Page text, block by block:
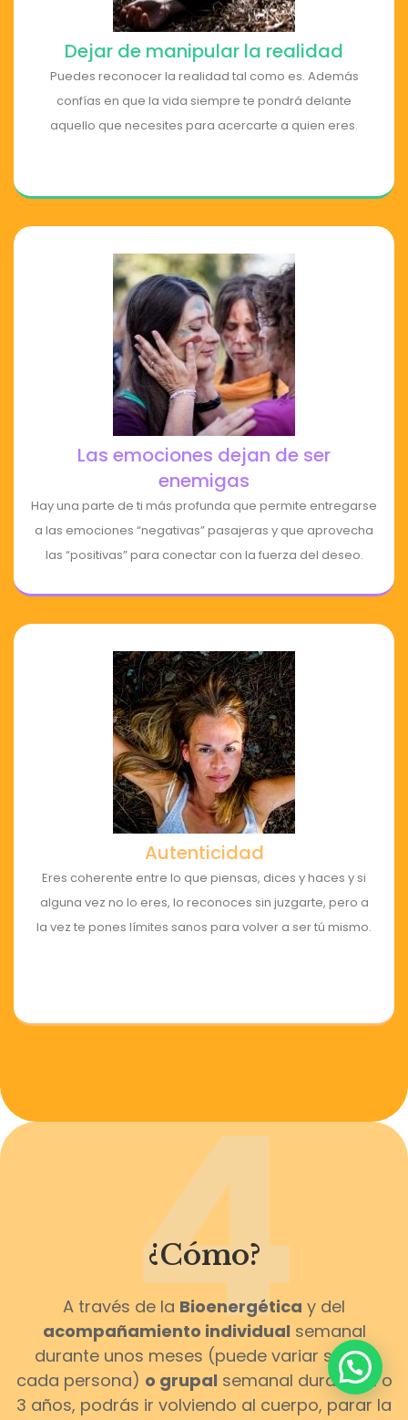
Dejar de manipular la realidad
Puedes reconocer la realidad tal como es. Además
confías en que la vida siempre te pondrá delante
aquello que necesites para acercarte a quien eres.
Las emociones dejan de ser
enemigas
Hay una parte de ti más profunda que permite entregarse
a las emociones “negativas” pasajeras y que aprovecha
las “positivas” para conectar con la fuerza del deseo.
Autenticidad
Eres coherente entre lo que piensas, dices y haces y si
alguna vez no lo eres, lo reconoces sin juzgarte, pero a
la vez te pones límites sanos para volver a ser tú mismo.
4
¿Cómo?
A través de la Bioenergética y del
acompañamiento individual semanal
durante unos meses (puede variar según
cada persona) o grupal semanal durante 2 o
3 años, podrás ir volviendo al cuerpo, parar la